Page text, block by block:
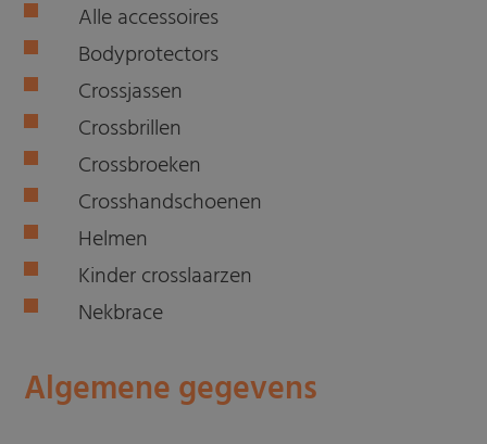
Alle accessoires
Bodyprotectors
Crossjassen
Crossbrillen
Crossbroeken
Crosshandschoenen
Helmen
Kinder crosslaarzen
Nekbrace
Algemene gegevens